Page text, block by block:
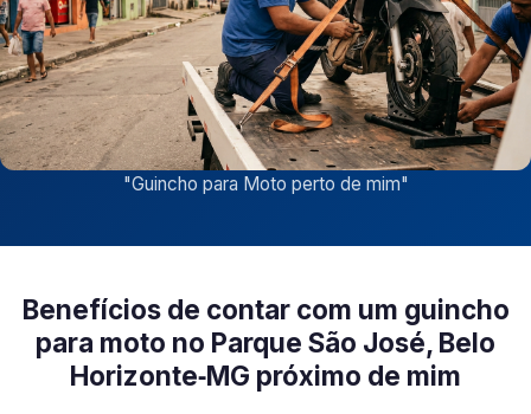
"Guincho para Moto perto de mim"
Benefícios de contar com um guincho
para moto no Parque São José, Belo
Horizonte‑MG próximo de mim